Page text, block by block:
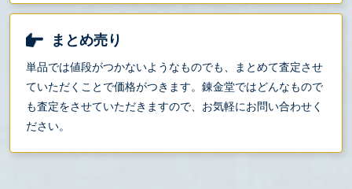
まとめ売り
単品では値段がつかないようなものでも、まとめて査定させ
ていただくことで価格がつきます。錬金堂ではどんなもので
も査定をさせていただきますので、お気軽にお問い合わせく
ださい。